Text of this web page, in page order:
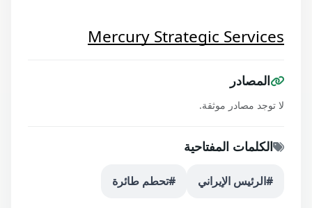
Mercury Strategic Services
المصادر
لا توجد مصادر موثقة.
الكلمات المفتاحية
#الرئيس الإيراني #تحطم طائرة